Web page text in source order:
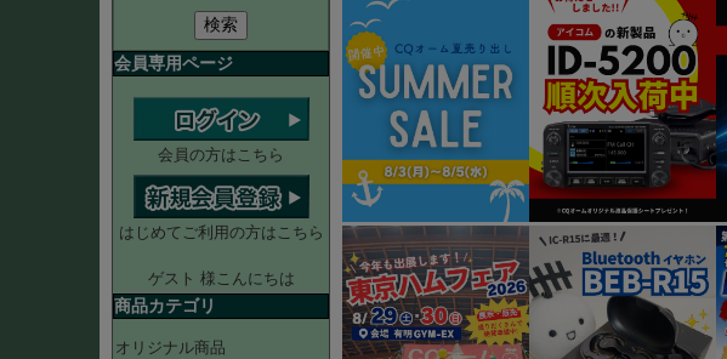
検索
会員専用ページ
会員の方はこちら
はじめてご利用の方はこちら
ゲスト 様こんにちは
商品カテゴリ
オリジナル商品